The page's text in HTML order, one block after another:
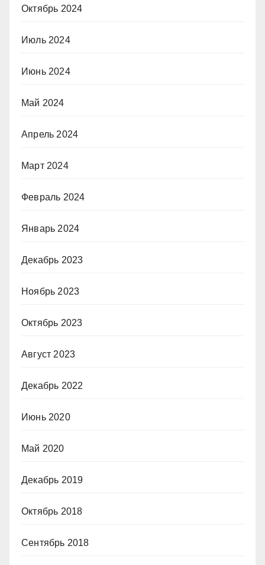
Октябрь 2024
Июль 2024
Июнь 2024
Май 2024
Апрель 2024
Март 2024
Февраль 2024
Январь 2024
Декабрь 2023
Ноябрь 2023
Октябрь 2023
Август 2023
Декабрь 2022
Июнь 2020
Май 2020
Декабрь 2019
Октябрь 2018
Сентябрь 2018